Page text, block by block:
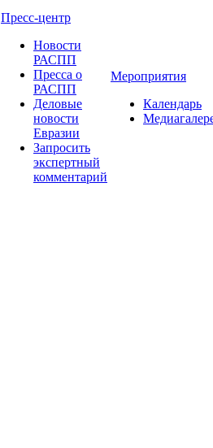
Пресс-центр
Новости
РАСПП
Пресса о
РАСПП
Деловые
новости
Евразии
Запросить
экспертный
комментарий
Мероприятия
Календарь